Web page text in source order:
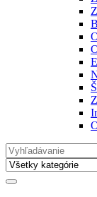
Search
for: